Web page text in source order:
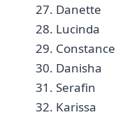
27. Danette
28. Lucinda
29. Constance
30. Danisha
31. Serafin
32. Karissa